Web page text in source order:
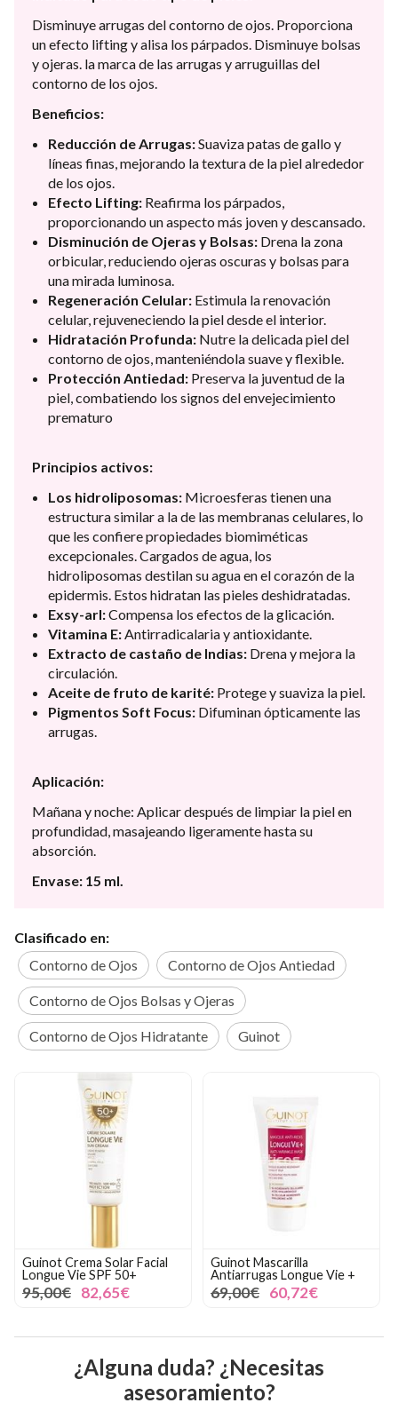
Disminuye arrugas del contorno de ojos. Proporciona
un efecto lifting y alisa los párpados. Disminuye bolsas
y ojeras. la marca de las arrugas y arruguillas del
contorno de los ojos.
Beneficios:
Reducción de Arrugas:Suaviza patas de gallo y
líneas finas, mejorando la textura de la piel alrededor
de los ojos.
Efecto Lifting: Reafirma los párpados,
proporcionando un aspecto más joven y descansado.
Disminución de Ojeras y Bolsas: Drena la zona
orbicular, reduciendo ojeras oscuras y bolsas para
una mirada luminosa.
Regeneración Celular: Estimula la renovación
celular, rejuveneciendo la piel desde el interior.
Hidratación Profunda: Nutre la delicada piel del
contorno de ojos, manteniéndola suave y flexible.
Protección Antiedad: Preserva la juventud de la
piel, combatiendo los signos del envejecimiento
prematuro
Principios activos:
Los hidroliposomas: Microesferas tienen una
estructura similar a la de las membranas celulares, lo
que les confiere propiedades biomiméticas
excepcionales. Cargados de agua, los
hidroliposomas destilan su agua en el corazón de la
epidermis. Estos hidratan las pieles deshidratadas.
Exsy-arl:Compensa los efectos de la glicación.
Vitamina E: Antirradicalaria y antioxidante.
Extracto de castaño de Indias: Drena y mejora la
circulación.
Aceite de fruto de karité: Protege y suaviza la piel.
Pigmentos Soft Focus: Difuminan ópticamente las
arrugas.
Aplicación:
Mañana y noche: Aplicar después de limpiar la piel en
profundidad, masajeando ligeramente hasta su
absorción.
Envase: 15 ml.
Clasificado en:
Contorno de Ojos
Contorno de Ojos Antiedad
Contorno de Ojos Bolsas y Ojeras
Contorno de Ojos Hidratante Guinot
Guinot Crema Solar Facial
Longue Vie SPF 50+
95,00€ 82,65€
Guinot Mascarilla
Antiarrugas Longue Vie +
69,00€ 60,72€
¿Alguna duda? ¿Necesitas
asesoramiento?